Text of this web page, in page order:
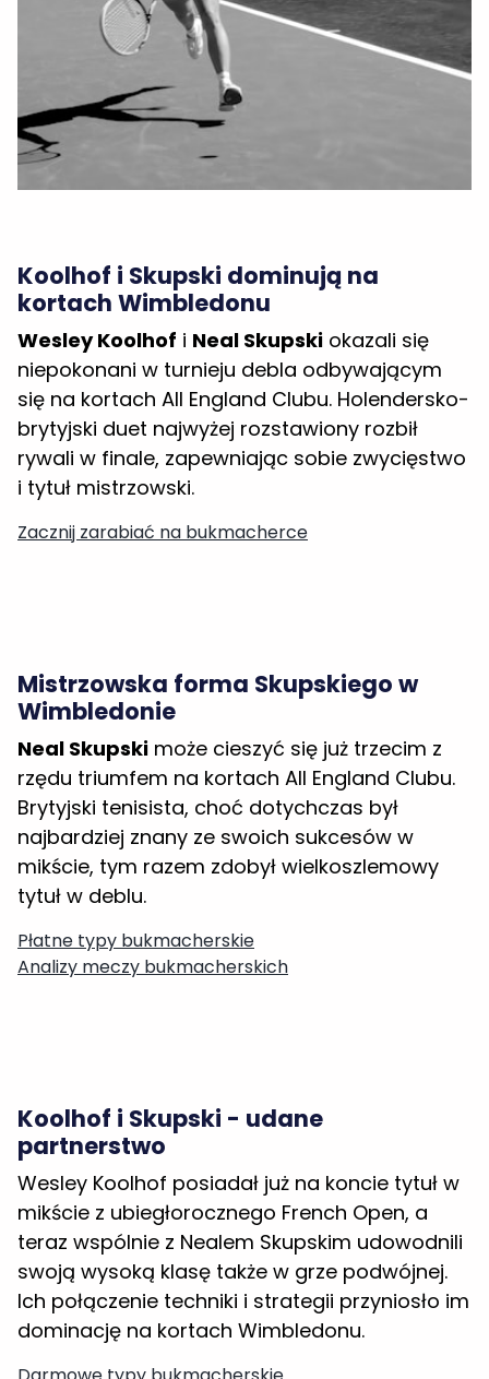
kortach Wimbledonu
Wesley Koolhof i Neal Skupski
niepokonani w turnieju debla odbywającym
się na kortach All England Clubu. Holendersko-
brytyjski duet najwyżej rozstawiony rozbił
rywali w finale, zapewniając sobie zwycięstwo
i tytuł mistrzowski.
Zacznij zarabiać na bukmacherce
Wimbledonie
Neal Skupskimoże cieszyć się już trzecim z
rzędu triumfem na kortach All England Clubu.
Brytyjski tenisista, choć dotychczas był
najbardziej znany ze swoich sukcesów w
mikście, tym razem zdobył wielkoszlemowy
tytuł w deblu.
Płatne typy bukmacherskie
Analizy meczy bukmacherskich
partnerstwo
Wesley Koolhof posiadał już na koncie tytuł w
mikście z ubiegłorocznego French Open, a
teraz wspólnie z Nealem Skupskim udowodnili
swoją wysoką klasę także w grze podwójnej.
Ich połączenie techniki i strategii przyniosło im
dominację na kortach Wimbledonu.
Darmowe typy bukmacherskie
Analiza meczy tenisowych